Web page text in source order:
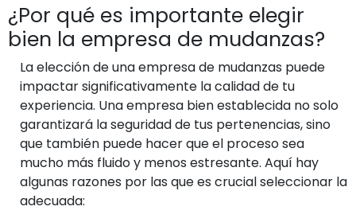
¿Por qué es importante elegir
bien la empresa de mudanzas?
La elección de una empresa de mudanzas puede
impactar significativamente la calidad de tu
experiencia. Una empresa bien establecida no solo
garantizará la seguridad de tus pertenencias, sino
que también puede hacer que el proceso sea
mucho más fluido y menos estresante. Aquí hay
algunas razones por las que es crucial seleccionar la
adecuada: